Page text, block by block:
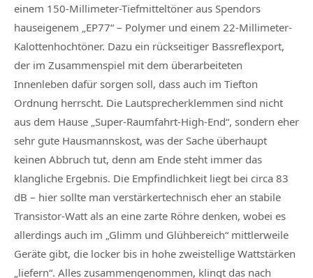
einem 150-Millimeter-Tiefmitteltöner aus Spendors
hauseigenem „EP77“ – Polymer und einem 22-Millimeter-
Kalottenhochtöner. Dazu ein rückseitiger Bassreflexport,
der im Zusammenspiel mit dem überarbeiteten
Innenleben dafür sorgen soll, dass auch im Tiefton
Ordnung herrscht. Die Lautsprecherklemmen sind nicht
aus dem Hause „Super-Raumfahrt-High-End“, sondern eher
sehr gute Hausmannskost, was der Sache überhaupt
keinen Abbruch tut, denn am Ende steht immer das
klangliche Ergebnis. Die Empfindlichkeit liegt bei circa 83
dB – hier sollte man verstärkertechnisch eher an stabile
Transistor-Watt als an eine zarte Röhre denken, wobei es
allerdings auch im „Glimm und Glühbereich“ mittlerweile
Geräte gibt, die locker bis in hohe zweistellige Wattstärken
„liefern“. Alles zusammengenommen, klingt das nach